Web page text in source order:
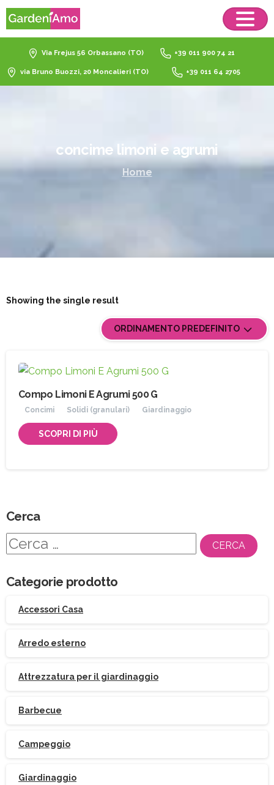
Via Frejus 56 Orbassano (TO) +39 011 900 74 21
via Bruno Buozzi, 20 Moncalieri (TO) +39 011 64 2705
concime limoni e agrumi
Home
Showing the single result
ORDINAMENTO PREDEFINITO
Compo Limoni E Agrumi 500 G
Concimi Solidi (granulari) Giardinaggio
SCOPRI DI PIÙ
Cerca
Ricerca
Categorie prodotto
Accessori Casa
Arredo esterno
Attrezzatura per il giardinaggio
Barbecue
Campeggio
Giardinaggio